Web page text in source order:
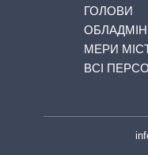
ГОЛОВИ
МЕРИ
ВСІ